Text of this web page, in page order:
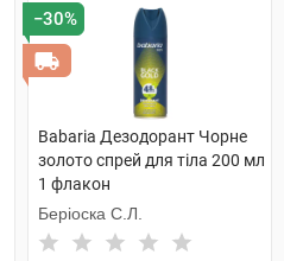
−30%
Babaria Дезодорант Чорне
золото спрей для тіла 200 мл
1 флакон
Беріоска С.Л.